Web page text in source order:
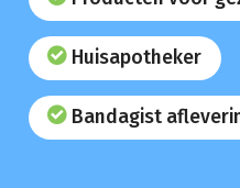
Huisapotheker
Bandagist